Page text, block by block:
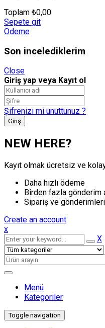
Toplam ₺0,00
Sepete git
Ödeme
Son incelediklerim
Close
Giriş yap veya Kayıt ol
Şifrenizi mi unuttunuz ?
NEW HERE?
Kayıt olmak ücretsiz ve
Daha hızlı ödeme
Birden fazla gönderim
Sipariş ve
Create an account
x
X
Menü
Kategoriler
Toggle navigation